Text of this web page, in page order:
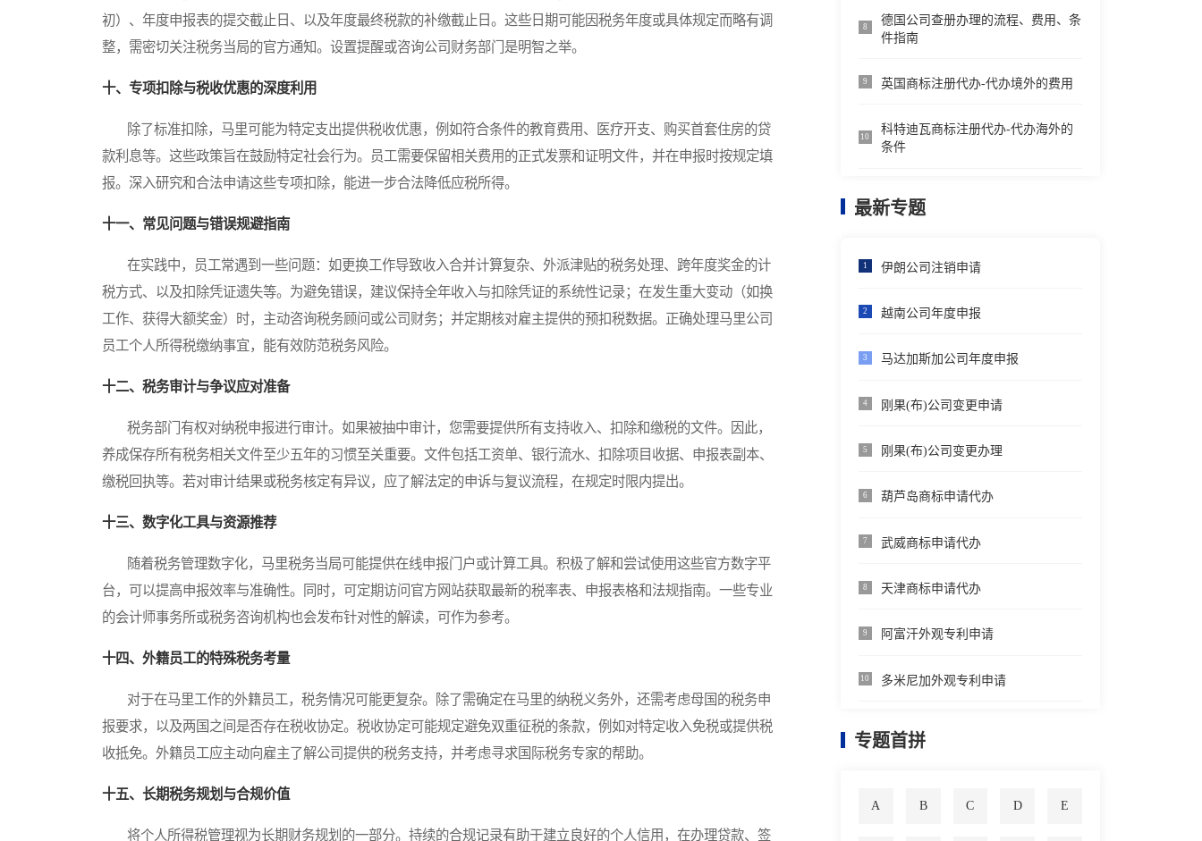
初）、年度申报表的提交截止日、以及年度最终税款的补缴截止日。这些日期可能因税务年度或具体规定而略有调
整，需密切关注税务当局的官方通知。设置提醒或咨询公司财务部门是明智之举。
十、专项扣除与税收优惠的深度利用
除了标准扣除，马里可能为特定支出提供税收优惠，例如符合条件的教育费用、医疗开支、购买首套住房的贷
款利息等。这些政策旨在鼓励特定社会行为。员工需要保留相关费用的正式发票和证明文件，并在申报时按规定填
报。深入研究和合法申请这些专项扣除，能进一步合法降低应税所得。
十一、常见问题与错误规避指南
在实践中，员工常遇到一些问题：如更换工作导致收入合并计算复杂、外派津贴的税务处理、跨年度奖金的计
税方式、以及扣除凭证遗失等。为避免错误，建议保持全年收入与扣除凭证的系统性记录；在发生重大变动（如换
工作、获得大额奖金）时，主动咨询税务顾问或公司财务；并定期核对雇主提供的预扣税数据。正确处理马里公司
员工个人所得税缴纳事宜，能有效防范税务风险。
十二、税务审计与争议应对准备
税务部门有权对纳税申报进行审计。如果被抽中审计，您需要提供所有支持收入、扣除和缴税的文件。因此，
养成保存所有税务相关文件至少五年的习惯至关重要。文件包括工资单、银行流水、扣除项目收据、申报表副本、
缴税回执等。若对审计结果或税务核定有异议，应了解法定的申诉与复议流程，在规定时限内提出。
十三、数字化工具与资源推荐
随着税务管理数字化，马里税务当局可能提供在线申报门户或计算工具。积极了解和尝试使用这些官方数字平
台，可以提高申报效率与准确性。同时，可定期访问官方网站获取最新的税率表、申报表格和法规指南。一些专业
的会计师事务所或税务咨询机构也会发布针对性的解读，可作为参考。
十四、外籍员工的特殊税务考量
对于在马里工作的外籍员工，税务情况可能更复杂。除了需确定在马里的纳税义务外，还需考虑母国的税务申
报要求，以及两国之间是否存在税收协定。税收协定可能规定避免双重征税的条款，例如对特定收入免税或提供税
收抵免。外籍员工应主动向雇主了解公司提供的税务支持，并考虑寻求国际税务专家的帮助。
十五、长期税务规划与合规价值
将个人所得税管理视为长期财务规划的一部分。持续的合规记录有助于建立良好的个人信用，在办理贷款、签
8
德国公司查册办理的流程、费用、条
件指南
9 英国商标注册代办-代办境外的费用
10
科特迪瓦商标注册代办-代办海外的
条件
最新专题
1 伊朗公司注销申请
2 越南公司年度申报
3 马达加斯加公司年度申报
4 刚果(布)公司变更申请
5 刚果(布)公司变更办理
6 葫芦岛商标申请代办
7 武威商标申请代办
8 天津商标申请代办
9 阿富汗外观专利申请
10 多米尼加外观专利申请
专题首拼
A B C D E